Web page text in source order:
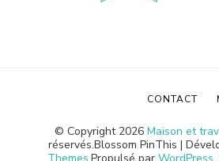
© Copyright 2026 Maison et
réservés.Blossom PinThis |
CONTACT